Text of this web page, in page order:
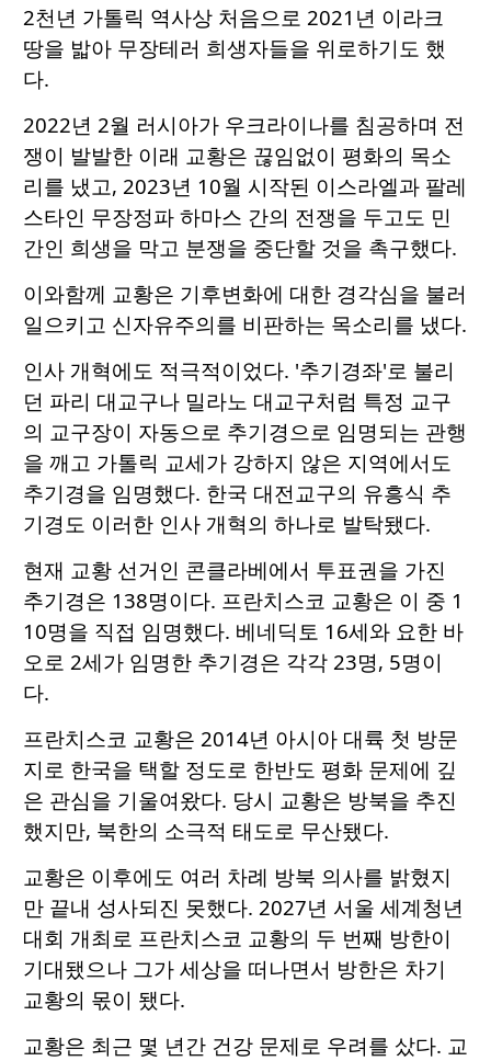
2천년 가톨릭 역사상 처음으로 2021년 이라크
땅을 밟아 무장테러 희생자들을 위로하기도 했
다.
2022년 2월 러시아가 우크라이나를 침공하며 전
쟁이 발발한 이래 교황은 끊임없이 평화의 목소
리를 냈고, 2023년 10월 시작된 이스라엘과 팔레
스타인 무장정파 하마스 간의 전쟁을 두고도 민
간인 희생을 막고 분쟁을 중단할 것을 촉구했다.
이와함께 교황은 기후변화에 대한 경각심을 불러
일으키고 신자유주의를 비판하는 목소리를 냈다.
인사 개혁에도 적극적이었다. '추기경좌'로 불리
던 파리 대교구나 밀라노 대교구처럼 특정 교구
의 교구장이 자동으로 추기경으로 임명되는 관행
을 깨고 가톨릭 교세가 강하지 않은 지역에서도
추기경을 임명했다. 한국 대전교구의 유흥식 추
기경도 이러한 인사 개혁의 하나로 발탁됐다.
현재 교황 선거인 콘클라베에서 투표권을 가진
추기경은 138명이다. 프란치스코 교황은 이 중 1
10명을 직접 임명했다. 베네딕토 16세와 요한 바
오로 2세가 임명한 추기경은 각각 23명, 5명이
다.
프란치스코 교황은 2014년 아시아 대륙 첫 방문
지로 한국을 택할 정도로 한반도 평화 문제에 깊
은 관심을 기울여왔다. 당시 교황은 방북을 추진
했지만, 북한의 소극적 태도로 무산됐다.
교황은 이후에도 여러 차례 방북 의사를 밝혔지
만 끝내 성사되진 못했다. 2027년 서울 세계청년
대회 개최로 프란치스코 교황의 두 번째 방한이
기대됐으나 그가 세상을 떠나면서 방한은 차기
교황의 몫이 됐다.
교황은 최근 몇 년간 건강 문제로 우려를 샀다. 교